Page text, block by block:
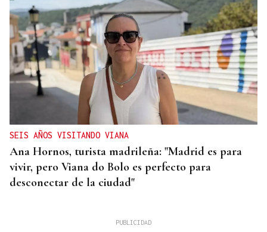
SEIS AÑOS VISITANDO VIANA
Ana Hornos, turista madrileña: "Madrid es para
vivir, pero Viana do Bolo es perfecto para
desconectar de la ciudad"